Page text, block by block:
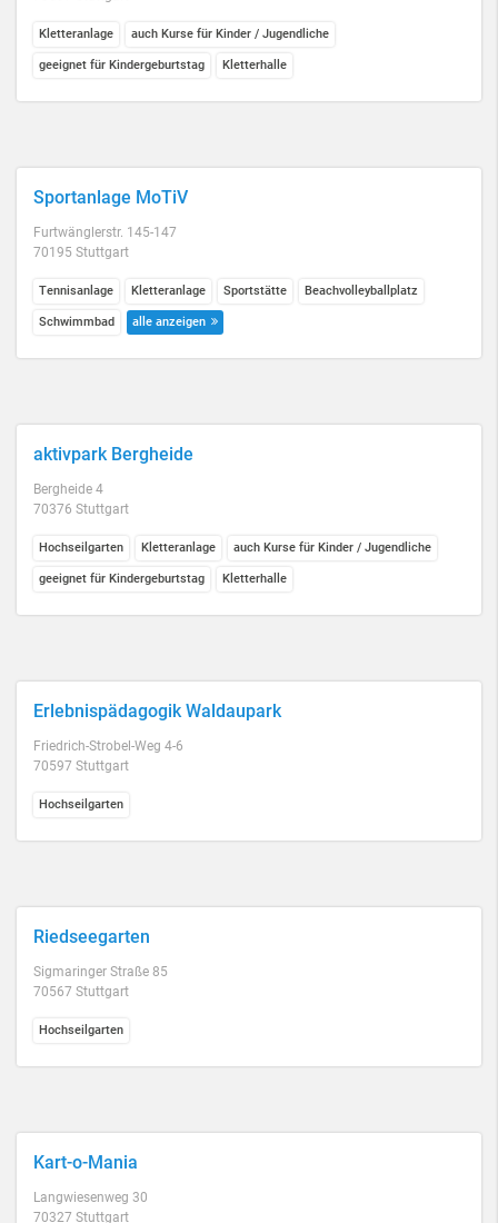
Kletteranlage auch Kurse für Kinder / Jugendliche
geeignet für Kindergeburtstag Kletterhalle
Sportanlage MoTiV
Furtwänglerstr. 145-147
70195 Stuttgart
Tennisanlage Kletteranlage Sportstätte Beachvolleyballplatz
Schwimmbad alle anzeigen
aktivpark Bergheide
Bergheide 4
70376 Stuttgart
Hochseilgarten Kletteranlage auch Kurse für Kinder / Jugendliche
geeignet für Kindergeburtstag Kletterhalle
Erlebnispädagogik Waldaupark
Friedrich-Strobel-Weg 4-6
70597 Stuttgart
Hochseilgarten
Riedseegarten
Sigmaringer Straße 85
70567 Stuttgart
Hochseilgarten
Kart-o-Mania
Langwiesenweg 30
70327 Stuttgart